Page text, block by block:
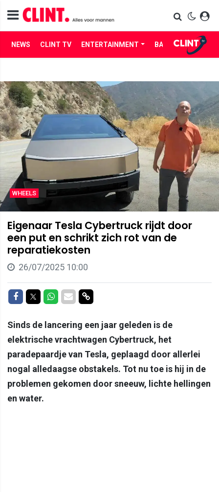
NEWS CLINT TV ENTERTAINMENT BABES LIFE
WHEELS
Eigenaar Tesla Cybertruck rijdt door
een put en schrikt zich rot van de
reparatiekosten
26/07/2025 10:00
Delen op Facebook
Delen op Twitter
Delen op Whatsapp
Delen via Mail
Delen via link
Sinds de lancering een jaar geleden is de
elektrische vrachtwagen Cybertruck, het
paradepaardje van Tesla, geplaagd door allerlei
nogal alledaagse obstakels. Tot nu toe is hij in de
problemen gekomen door sneeuw, lichte hellingen
en water.